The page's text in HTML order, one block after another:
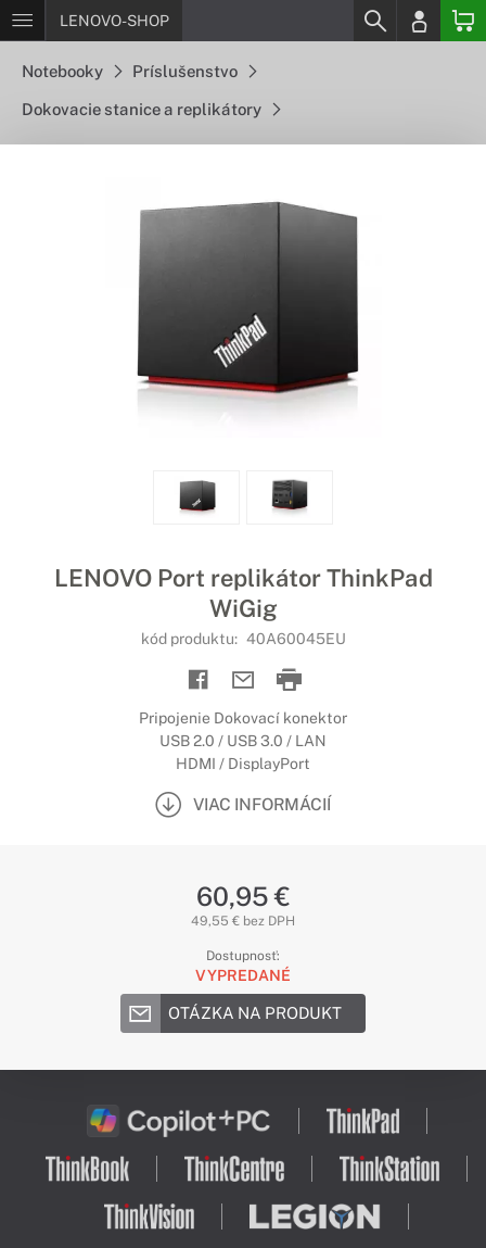
LENOVO-SHOP
Notebooky Príslušenstvo
Dokovacie stanice a replikátory
LENOVO Port replikátor ThinkPad
WiGig
kód produktu: 40A60045EU
Pripojenie Dokovací konektor
USB 2.0 / USB 3.0 / LAN
HDMI / DisplayPort
VIAC INFORMÁCIÍ
60,95 €
49,55 € bez DPH
Dostupnosť:
VYPREDANÉ
OTÁZKA NA PRODUKT